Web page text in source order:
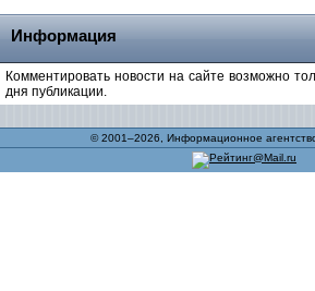
Информация
Комментировать новости на сайте возможно
дня публикации.
© 2001–2026, Информационное